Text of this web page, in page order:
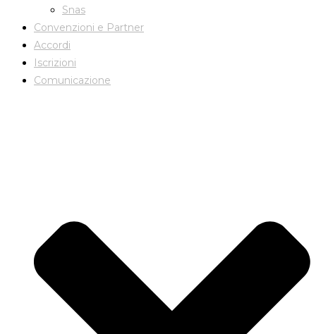
Snas
Convenzioni e Partner
Accordi
Iscrizioni
Comunicazione